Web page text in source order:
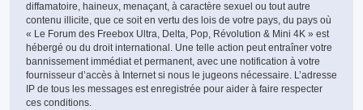
diffamatoire, haineux, menaçant, à caractère sexuel ou tout autre
contenu illicite, que ce soit en vertu des lois de votre pays, du pays où
« Le Forum des Freebox Ultra, Delta, Pop, Révolution & Mini 4K » est
hébergé ou du droit international. Une telle action peut entraîner votre
bannissement immédiat et permanent, avec une notification à votre
fournisseur d’accès à Internet si nous le jugeons nécessaire. L’adresse
IP de tous les messages est enregistrée pour aider à faire respecter
ces conditions.